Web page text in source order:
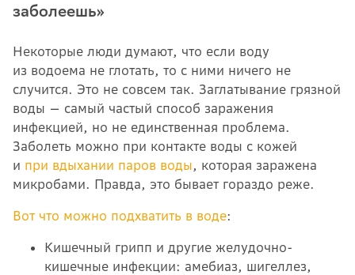
заболеешь»
Некоторые люди думают, что если воду
из водоема не глотать, то с ними ничего не
случится. Это не совсем так. Заглатывание грязной
воды — самый частый способ заражения
инфекцией, но не единственная проблема.
Заболеть можно при контакте воды с кожей
и при вдыхании паров воды, которая заражена
микробами. Правда, это бывает гораздо реже.
Вот что можно подхватить в воде:
Кишечный грипп и другие желудочно-
кишечные инфекции: амебиаз, шигеллез,